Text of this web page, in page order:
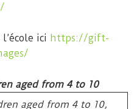
ici https://gift-
aged from 4 to 10
aged from 4 to 10,